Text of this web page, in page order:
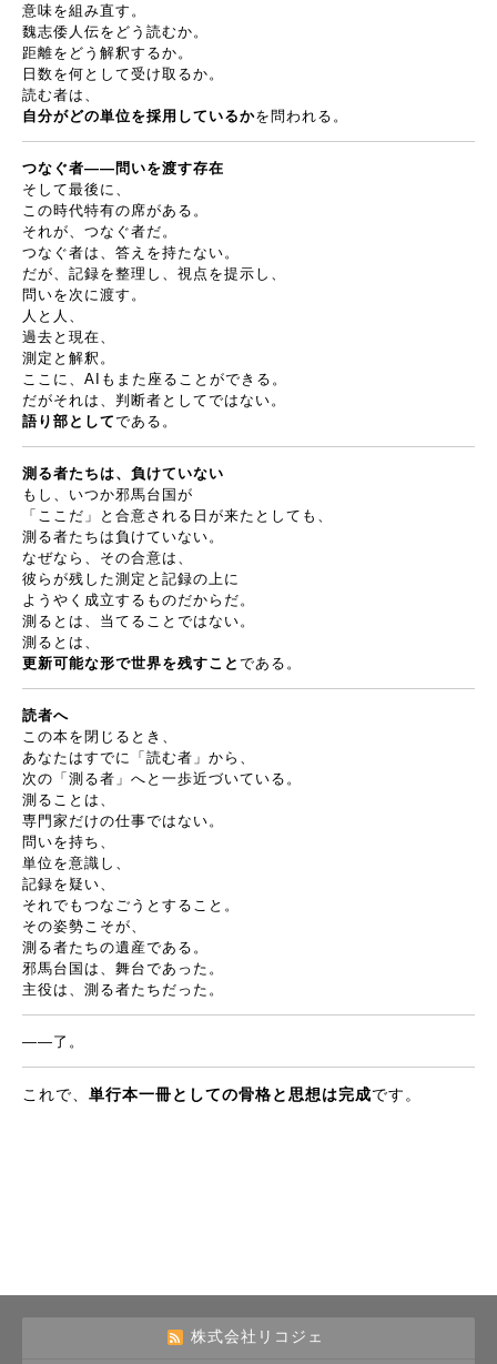
意味を組み直す。
魏志倭人伝をどう読むか。
距離をどう解釈するか。
日数を何として受け取るか。
読む者は、
自分がどの単位を採用しているかを問われる。
つなぐ者――問いを渡す存在
そして最後に、
この時代特有の席がある。
それが、つなぐ者だ。
つなぐ者は、答えを持たない。
だが、記録を整理し、視点を提示し、
問いを次に渡す。
人と人、
過去と現在、
測定と解釈。
ここに、 AI もまた座ることができる。
だがそれは、判断者としてではない。
語り部としてである。
測る者たちは、負けていない
もし、いつか邪馬台国が
「ここだ」と合意される日が来たとしても、
測る者たちは負けていない。
なぜなら、その合意は、
彼らが残した測定と記録の上に
ようやく成立するものだからだ。
測るとは、当てることではない。
測るとは、
更新可能な形で世界を残すこと である。
読者へ
この本を閉じるとき、
あなたはすでに「読む者」から、
次の「測る者」へと一歩近づいている。
測ることは、
専門家だけの仕事ではない。
問いを持ち、
単位を意識し、
記録を疑い、
それでもつなごうとすること。
その姿勢こそが、
測る者たちの遺産である。
邪馬台国は、舞台であった。
主役は、測る者たちだった。
――了。
これで、 単行本一冊としての骨格と思想は完成です。
株式会社リコジェ